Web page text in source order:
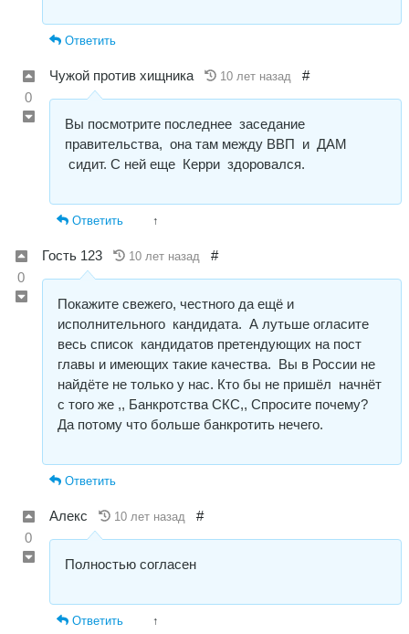
Ответить
0
Чужой против хищника 10 лет назад #
Вы посмотрите последнее заседание
правительства, она там между ВВП и ДАМ
сидит. С ней еще Керри здоровался.
Ответить ↑
0
Гость 123 10 лет назад #
Покажите свежего, честного да ещё и
исполнительного кандидата. А лутьше огласите
весь список кандидатов претендующих на пост
главы и имеющих такие качества. Вы в России не
найдёте не только у нас. Кто бы не пришёл начнёт
с того же ,, Банкротства СКС,, Спросите почему?
Да потому что больше банкротить нечего.
Ответить
0
Алекс 10 лет назад #
Полностью согласен
Ответить ↑